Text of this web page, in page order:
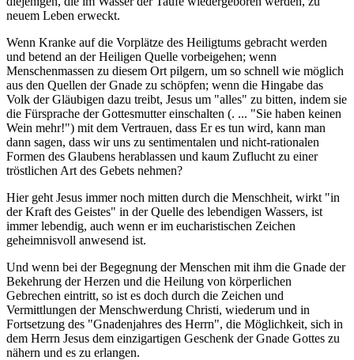
neuem Leben erweckt.
Wenn Kranke auf die Vorplätze des Heiligtums gebracht werden
und betend an der Heiligen Quelle vorbeigehen; wenn
Menschenmassen zu diesem Ort pilgern, um so schnell wie möglich
aus den Quellen der Gnade zu schöpfen; wenn die Hingabe das
Volk der Gläubigen dazu treibt, Jesus um "alles" zu bitten, indem sie
die Fürsprache der Gottesmutter einschalten (. ... "Sie haben keinen
Wein mehr!") mit dem Vertrauen, dass Er es tun wird, kann man
dann sagen, dass wir uns zu sentimentalen und nicht-rationalen
Formen des Glaubens herablassen und kaum Zuflucht zu einer
tröstlichen Art des Gebets nehmen?
Hier geht Jesus immer noch mitten durch die Menschheit, wirkt "in
der Kraft des Geistes" in der Quelle des lebendigen Wassers, ist
immer lebendig, auch wenn er im eucharistischen Zeichen
geheimnisvoll anwesend ist.
Und wenn bei der Begegnung der Menschen mit ihm die Gnade der
Bekehrung der Herzen und die Heilung von körperlichen
Gebrechen eintritt, so ist es doch durch die Zeichen und
Vermittlungen der Menschwerdung Christi, wiederum und in
Fortsetzung des "Gnadenjahres des Herrn", die Möglichkeit, sich in
dem Herrn Jesus dem einzigartigen Geschenk der Gnade Gottes zu
nähern und es zu erlangen.